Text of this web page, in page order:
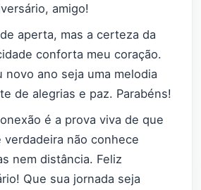
amigo!
aperta, mas a certeza da
conforta meu coração.
novo ano seja uma melodia
de alegrias e paz. Parabéns!
é a prova viva de que
verdadeira não conhece
nem distância. Feliz
Que sua jornada seja